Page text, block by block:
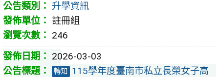
升學資訊
註冊組
246
2026-03-03
轉知
115學年度臺南市私立長榮女子高